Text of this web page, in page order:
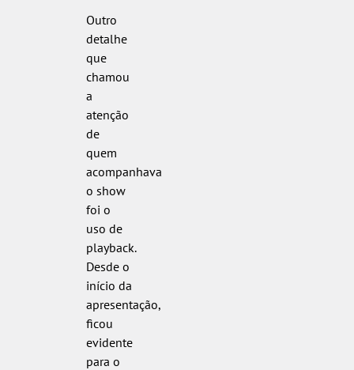
Outro
detalhe
que
chamou
a
atenção
de
quem
acompanhava
o show
foi o
uso de
playback.
Desde o
início da
apresentação,
ficou
evidente
para o